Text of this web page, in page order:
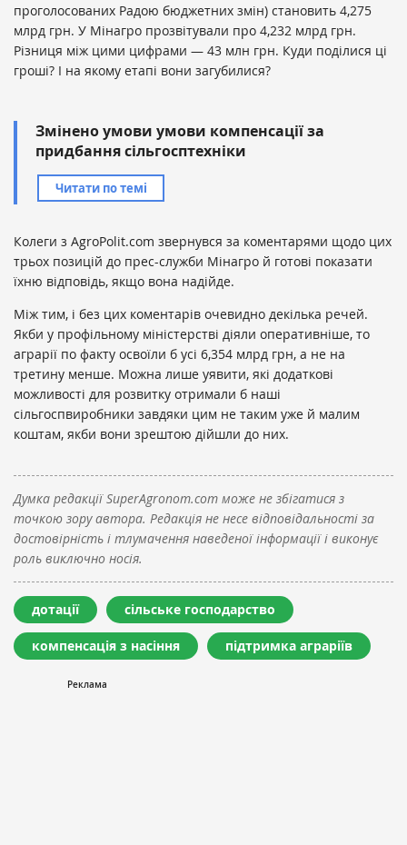
проголосованих Радою бюджетних змін) становить 4,275
млрд грн. У Мінагро прозвітували про 4,232 млрд грн.
Різниця між цими цифрами — 43 млн грн. Куди поділися ці
гроші? І на якому етапі вони загубилися?
Змінено умови умови компенсації за
придбання сільгосптехніки
Читати по темі
Колеги з AgroPolit.com звернувся за коментарями щодо цих
трьох позицій до прес-служби Мінагро й готові показати
їхню відповідь, якщо вона надійде.
Між тим, і без цих коментарів очевидно декілька речей.
Якби у профільному міністерстві діяли оперативніше, то
аграрії по факту освоїли б усі 6,354 млрд грн, а не на
третину менше. Можна лише уявити, які додаткові
можливості для розвитку отримали б наші
сільгоспвиробники завдяки цим не таким уже й малим
коштам, якби вони зрештою дійшли до них.
Думка редакції SuperAgronom.com може не збігатися з
точкою зору автора. Редакція не несе відповідальності за
достовірність і тлумачення наведеної інформації і виконує
роль виключно носія.
дотації сільське господарство
компенсація з насіння підтримка аграріїв